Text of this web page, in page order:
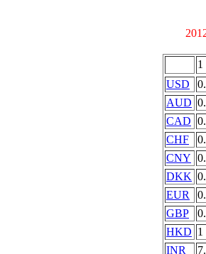
1
USD
AUD
CAD
CHF
CNY
DKK
EUR
GBP
HKD 1
INR